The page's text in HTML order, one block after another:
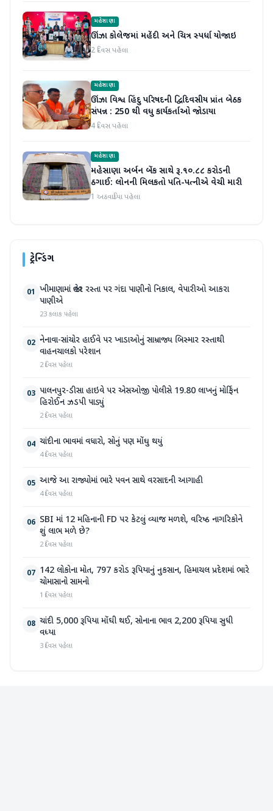
મહેસાણા
ઊંઝા કોલેજમાં મહેંદી અને ચિત્ર સ્પર્ધા યોજાઇ
2 દિવસ પહેલા
મહેસાણા
ઊંઝા વિશ્વ હિંદુ પરિષદની દ્વિદિવસીય પ્રાંત બેઠક
સંપન્ન : 250 થી વધુ કાર્યકર્તાઓ જોડાયા
4 દિવસ પહેલા
મહેસાણા
મહેસાણા અર્બન બેંક સાથે રૂ.૧૦.૮૮ કરોડની
ઠગાઈ: લોનની મિલકતો પતિ-પત્નીએ વેચી મારી
1 અઠવાડિયા પહેલા
ટ્રેન્ડિંગ
01 ખીમાણામાં જાહેર રસ્તા પર ગંદા પાણીનો નિકાલ, વેપારીઓ આકરા
પાણીએ
23 કલાક પહેલા
02 નેનાવા-સાંચોર હાઈવે પર ખાડાઓનું સામ્રાજ્ય બિસ્માર રસ્તાથી
વાહનચાલકો પરેશાન
2 દિવસ પહેલા
03 પાલનપુર-ડીસા હાઇવે પર એસઓજી પોલીસે 19.80 લાખનું મોર્ફિન
હિરોઈન ઝડપી પાડ્યું
2 દિવસ પહેલા
04 ચાંદીના ભાવમાં વધારો, સોનું પણ મોંઘુ થયું
4 દિવસ પહેલા
05 આજે આ રાજ્યોમાં ભારે પવન સાથે વરસાદની આગાહી
4 દિવસ પહેલા
06 SBI માં 12 મહિનાની FD પર કેટલું વ્યાજ મળશે, વરિષ્ઠ નાગરિકોને
શું લાભ મળે છે?
2 દિવસ પહેલા
07 142 લોકોના મોત, 797 કરોડ રૂપિયાનું નુકસાન, હિમાચલ પ્રદેશમાં ભારે
ચોમાસાનો સામનો
1 દિવસ પહેલા
08 ચાંદી 5,000 રૂપિયા મોંઘી થઈ, સોનાના ભાવ 2,200 રૂપિયા સુધી
વધ્યા
3 દિવસ પહેલા